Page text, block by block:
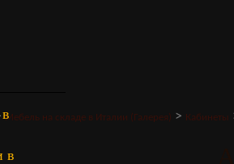
в
Мебель на складе в Италии (Галерея) > Кабинеты